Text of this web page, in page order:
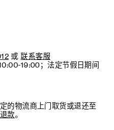
或 联系客服
19:00；法定节假日期间
的物流商上门取货或退还至
款。